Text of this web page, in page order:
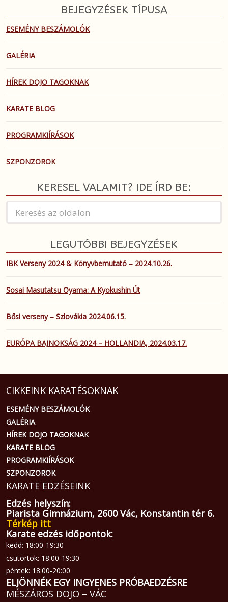
BEJEGYZÉSEK TÍPUSA
ESEMÉNY BESZÁMOLÓK
GALÉRIA
HÍREK DOJO TAGOKNAK
KARATE BLOG
PROGRAMKIÍRÁSOK
SZPONZOROK
KERESEL VALAMIT? IDE ÍRD BE:
LEGUTÓBBI BEJEGYZÉSEK
IBK Verseny 2024 & Könyvbemutató – 2024.10.26.
Sosai Masutatsu Oyama: A Kyokushin Út
Bősi verseny – Szlovákia 2024.06.15.
EURÓPA BAJNOKSÁG 2024 – HOLLANDIA, 2024.03.17.
CIKKEINK KARATÉSOKNAK
ESEMÉNY BESZÁMOLÓK
GALÉRIA
HÍREK DOJO TAGOKNAK
KARATE BLOG
PROGRAMKIÍRÁSOK
SZPONZOROK
KARATE EDZÉSEINK
Edzés helyszín:
Piarista Gimnázium, 2600 Vác, Konstantin tér 6.
Térkép itt
Karate edzés időpontok:
kedd: 18:00-19:30
csütörtök: 18:00-19:30
péntek: 18:00-20:00
ELJÖNNÉK EGY INGYENES PRÓBAEDZÉSRE
MÉSZÁROS DOJO – VÁC